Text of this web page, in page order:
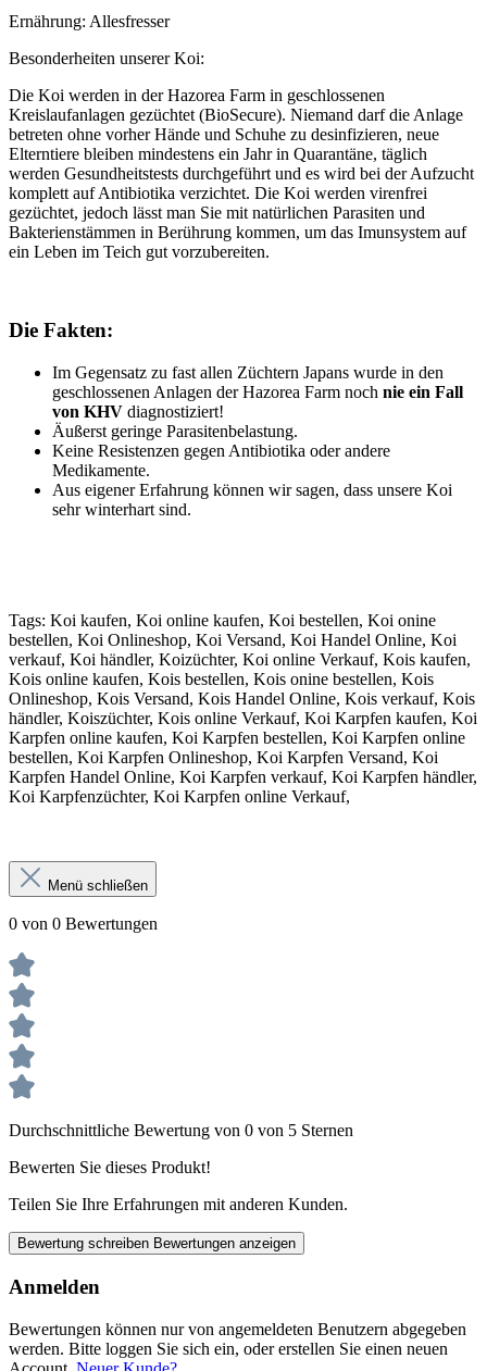
Ernährung: Allesfresser
Besonderheiten unserer Koi:
Die Koi werden in der Hazorea Farm in geschlossenen
Kreislaufanlagen gezüchtet (BioSecure). Niemand darf die Anlage
betreten ohne vorher Hände und Schuhe zu desinfizieren, neue
Elterntiere bleiben mindestens ein Jahr in Quarantäne, täglich
werden Gesundheitstests durchgeführt und es wird bei der Aufzucht
komplett auf Antibiotika verzichtet. Die Koi werden virenfrei
gezüchtet, jedoch lässt man Sie mit natürlichen Parasiten und
Bakterienstämmen in Berührung kommen, um das Imunsystem auf
ein Leben im Teich gut vorzubereiten.
Die Fakten:
Im Gegensatz zu fast allen Züchtern Japans wurde in den
geschlossenen Anlagen der Hazorea Farm noch nie ein Fall
von KHV diagnostiziert!
Äußerst geringe Parasitenbelastung.
Keine Resistenzen gegen Antibiotika oder andere
Medikamente.
Aus eigener Erfahrung können wir sagen, dass unsere Koi
sehr winterhart sind.
Tags: Koi kaufen, Koi online kaufen, Koi bestellen, Koi onine
bestellen, Koi Onlineshop, Koi Versand, Koi Handel Online, Koi
verkauf, Koi händler, Koizüchter, Koi online Verkauf, Kois kaufen,
Kois online kaufen, Kois bestellen, Kois onine bestellen, Kois
Onlineshop, Kois Versand, Kois Handel Online, Kois verkauf, Kois
händler, Koiszüchter, Kois online Verkauf, Koi Karpfen kaufen, Koi
Karpfen online kaufen, Koi Karpfen bestellen, Koi Karpfen online
bestellen, Koi Karpfen Onlineshop, Koi Karpfen Versand, Koi
Karpfen Handel Online, Koi Karpfen verkauf, Koi Karpfen händler,
Koi Karpfenzüchter, Koi Karpfen online Verkauf,
Menü schließen
0 von 0 Bewertungen
Durchschnittliche Bewertung von 0 von 5 Sternen
Bewerten Sie dieses Produkt!
Teilen Sie Ihre Erfahrungen mit anderen Kunden.
Bewertung schreiben Bewertungen anzeigen
Anmelden
Bewertungen können nur von angemeldeten Benutzern abgegeben
werden. Bitte loggen Sie sich ein, oder erstellen Sie einen neuen